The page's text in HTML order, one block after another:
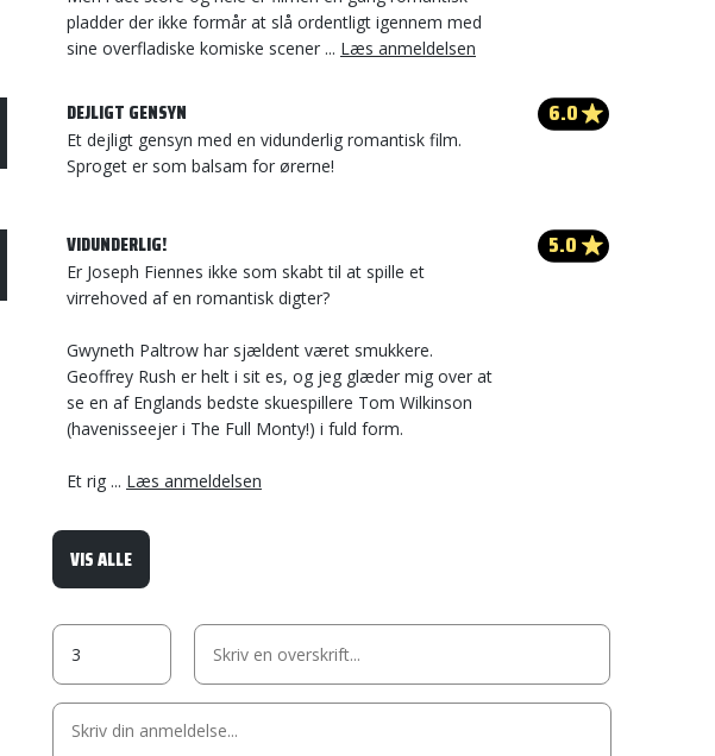
pladder der ikke formår at slå ordentligt igennem med
sine overfladiske komiske scener ... Læs anmeldelsen
DEJLIGT GENSYN
Et dejligt gensyn med en vidunderlig romantisk film.
Sproget er som balsam for ørerne!
6.0
VIDUNDERLIG!
Er Joseph Fiennes ikke som skabt til at spille et
virrehoved af en romantisk digter?
Gwyneth Paltrow har sjældent været smukkere.
Geoffrey Rush er helt i sit es, og jeg glæder mig over at
se en af Englands bedste skuespillere Tom Wilkinson
(havenisseejer i The Full Monty!) i fuld form.
Et rig ... Læs anmeldelsen
5.0
VIS ALLE